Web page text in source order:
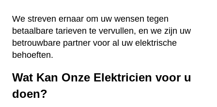
We streven ernaar om uw wensen tegen
betaalbare tarieven te vervullen, en we zijn uw
betrouwbare partner voor al uw elektrische
behoeften.
Wat Kan Onze Elektricien voor u
doen?